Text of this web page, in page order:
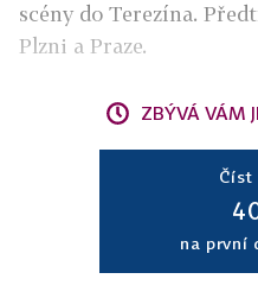
scény do Terezína.
Plzni a Praze.
ZBÝVÁ VÁM
Číst
na první